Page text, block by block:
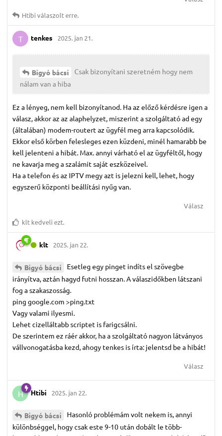
Htibiválaszolt erre.
T tenkes 2025. jan 21.
Bigyó bácsi
Csak bizonyítani szeretném hogy nem
nálam van a hiba
Ez a lényeg, nem kell bizonyítanod. Ha az előző kérdésre igen a
válasz, akkor az az alaphelyzet, miszerint a szolgáltató ad egy
(általában) modem-routert az ügyfél meg arra kapcsolódik.
Ekkor első körben felesleges ezen küzdeni, minél hamarabb be
kell jelenteni a hibát. Max. annyi várható el az ügyféltől, hogy
ne kavarja meg a szalámit saját eszközeivel.
Ha a telefon és az IPTV megy azt is jelezni kell, lehet, hogy
egyszerű központi beállítási nyűg van.
Válasz
klt kedveli ezt.
klt 2025. jan 22.
Bigyó bácsi
Esetleg egy pinget indíts el szövegbe
irányítva, aztán hagyd futni hosszan. A válaszidőkben látszani
fog a szakaszosság.
ping google.com >ping.txt
Vagy valami ilyesmi.
Lehet cizelláltabb scriptet is farigcsálni.
De szerintem ez ráér akkor, ha a szolgáltató nagyon látványos
vállvonogatásba kezd, ahogy tenkes is írta: jelentsd be a hibát!
Válasz
H Htibi 2025. jan 22.
Bigyó bácsi
Hasonló problémám volt nekem is, annyi
különbséggel, hogy csak este 9-10 után dobált le több-